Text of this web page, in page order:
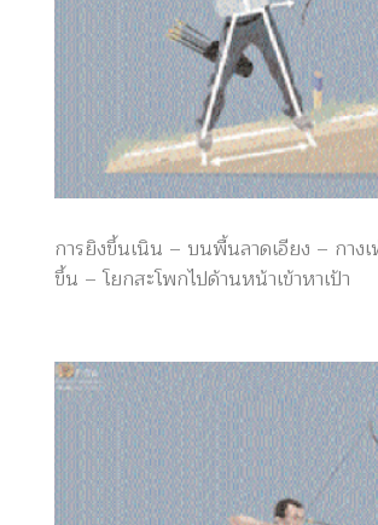
การยิงขึ้นเนิน – บนพื้นลาดเอียง – กางเ
ขึ้น – โยกสะโพกไปด้านหน้าเข้าหาเป้า